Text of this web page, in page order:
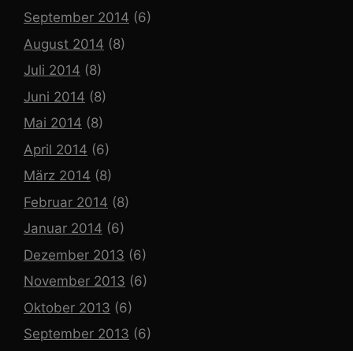
September 2014 (6)
August 2014 (8)
Juli 2014 (8)
Juni 2014 (8)
Mai 2014 (8)
April 2014 (6)
März 2014 (8)
Februar 2014 (8)
Januar 2014 (6)
Dezember 2013 (6)
November 2013 (6)
Oktober 2013 (6)
September 2013 (6)